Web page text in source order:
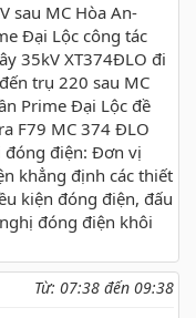
sau MC Hòa An-
Đại Lộc công tác
35kV XT374ĐLO đi
trụ 220 sau MC
Prime Đại Lộc đề
F79 MC 374 ĐLO
đóng điện: Đơn vị
khẳng định các thiết
kiện đóng điện, đấu
đóng điện khôi
Từ: 07:38 đến 09:38